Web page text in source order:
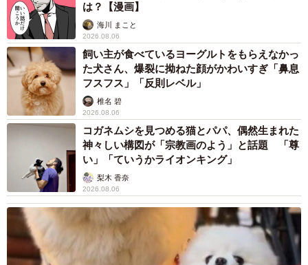
は？【漫画】
海川 まこと
2026.08.06
飼い主が食べているヨーグルトをもらえなかっ
た犬さん、爆裂に拗ねた顔がかわいすぎ「鼻息
フスフス」「反則レベル」
椎名 碧
2026.08.06
コガネムシを見つめる猫とパパ、偶然生まれた
神々しい構図が「宗教画のよう」と話題 「尊
い」「ていうかライオンキング」
梨木 香奈
2026.08.06